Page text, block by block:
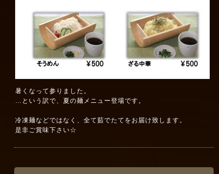
暑くなって参りました。
…という訳で、夏の麺メニュー登場です。
冷凍麺などではなく、全て茹でたてをお届け致します。
是非ご賞味下さい☆